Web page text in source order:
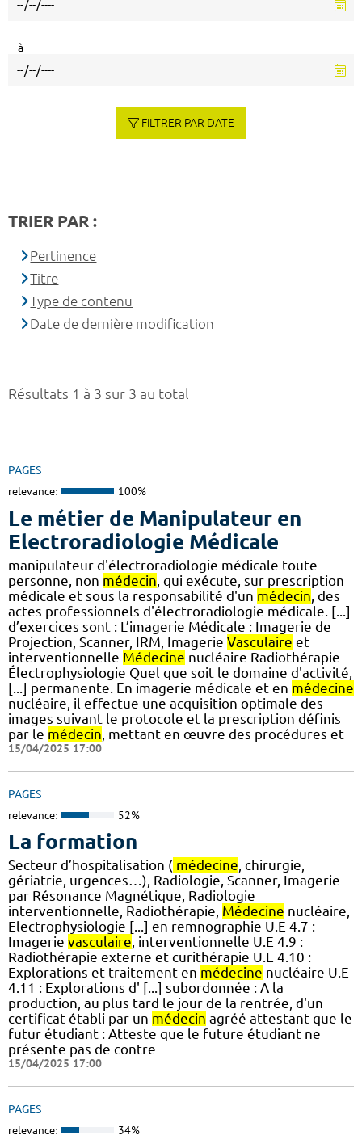
Résultats 1 à 3 sur 3 au total
PAGES
relevance: 100%
Le métier de Manipulateur en
Electroradiologie Médicale
manipulateur d'électroradiologie médicale toute
personne, non médecin , qui exécute, sur prescription
médicale et sous la responsabilité d'un médecin , des
actes professionnels d'électroradiologie médicale. [...]
d’exercices sont : L’imagerie Médicale : Imagerie de
Projection, Scanner, IRM, Imagerie Vasculaire et
interventionnelle Médecine nucléaire Radiothérapie
Électrophysiologie Quel que soit le domaine d'activité,
[...] permanente. En imagerie médicale et en médecine
nucléaire, il effectue une acquisition optimale des
images suivant le protocole et la prescription définis
par le médecin , mettant en œuvre des procédures et
15/04/2025 17:00
PAGES
relevance: 52%
La formation
Secteur d’hospitalisation ( médecine, chirurgie,
gériatrie, urgences…), Radiologie, Scanner, Imagerie
par Résonance Magnétique, Radiologie
interventionnelle, Radiothérapie, Médecine nucléaire,
Electrophysiologie [...] en remnographie U.E 4.7 :
Imagerie vasculaire, interventionnelle U.E 4.9 :
Radiothérapie externe et curithérapie U.E 4.10 :
Explorations et traitement en médecine nucléaire U.E
4.11 : Explorations d' [...] subordonnée : A la
production, au plus tard le jour de la rentrée, d'un
certificat établi par un médecin agréé attestant que le
futur étudiant : Atteste que le future étudiant ne
présente pas de contre
15/04/2025 17:00
PAGES
relevance: 34%
à
FILTRER PAR DATE
TRIER PAR :
Pertinence
Titre
Type de contenu
Date de dernière modification